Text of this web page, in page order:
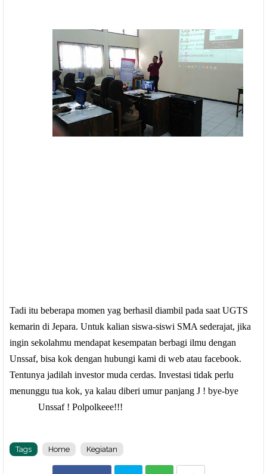
Tadi itu beberapa momen yag berhasil diambil pada saat UGTS
kemarin di Jepara. Untuk kalian siswa-siswi SMA sederajat, jika
ingin sekolahmu mendapat kesempatan berbagi ilmu dengan
Unssaf, bisa kok dengan hubungi kami di web atau facebook.
Tentunya jadilah investor muda cerdas. Investasi tidak perlu
menunggu tua kok, ya kalau diberi umur panjang J ! bye-bye
Unssaf ! Polpolkeee!!!
Tags Home Kegiatan